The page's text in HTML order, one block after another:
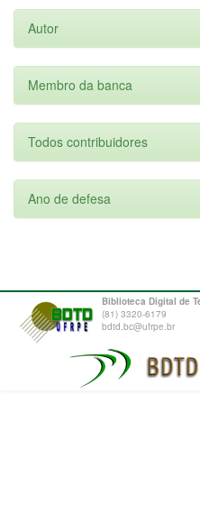
Autor
Membro da banca
Todos contribuidores
Ano de defesa
Biblioteca Digital de
(81) 3320-6179
bdtd.bc@ufrpe.br